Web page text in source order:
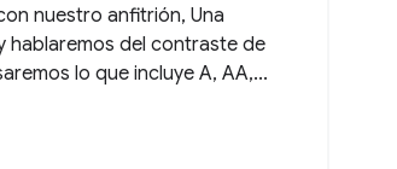
nuestro anfitrión, Una
hablaremos del contraste de
lo que incluye A, AA,...